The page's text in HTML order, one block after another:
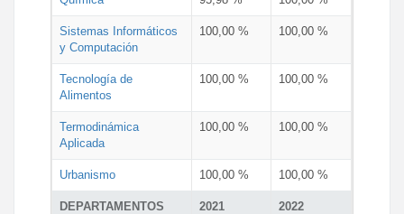
DEPARTAMENTOS 2021 2022
Sistemas Informáticos
y Computación
100,00 % 100,00 %
Tecnología de
Alimentos
100,00 % 100,00 %
Termodinámica
Aplicada
100,00 % 100,00 %
Urbanismo 100,00 % 100,00 %